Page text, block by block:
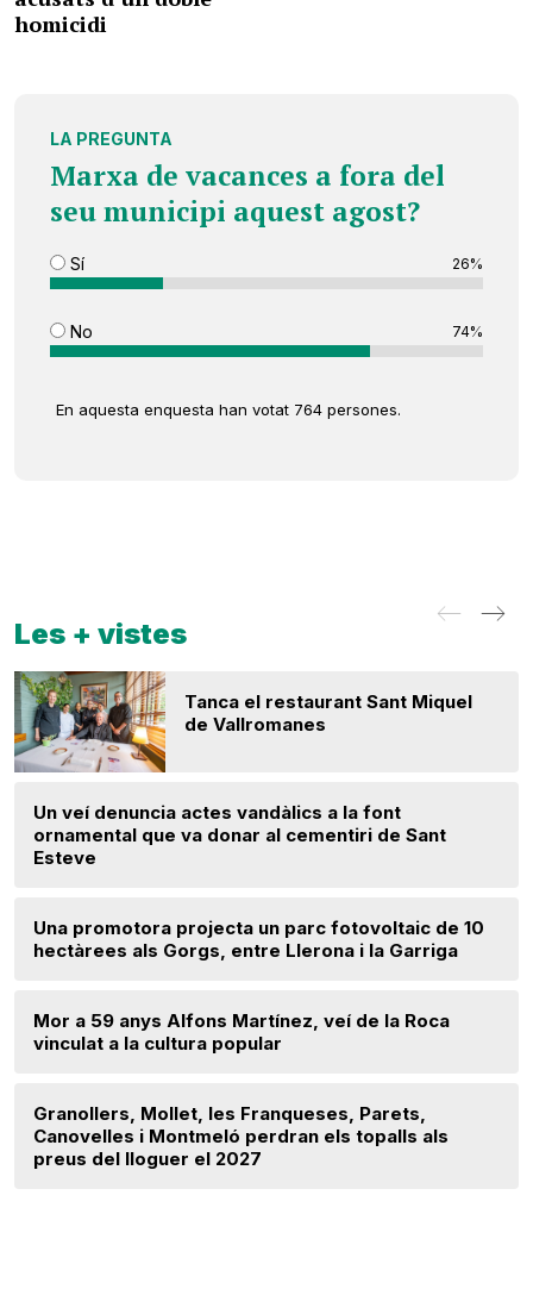
homicidi
LA PREGUNTA
Marxa de vacances a fora del
seu municipi aquest agost?
Sí 26%
No 74%
En aquesta enquesta han votat 764 persones.
Les + vistes
Tanca el restaurant Sant Miquel
de Vallromanes
Un veí denuncia actes vandàlics a la font
ornamental que va donar al cementiri de Sant
Esteve
Una promotora projecta un parc fotovoltaic de 10
hectàrees als Gorgs, entre Llerona i la Garriga
Mor a 59 anys Alfons Martínez, veí de la Roca
vinculat a la cultura popular
Granollers, Mollet, les Franqueses, Parets,
Canovelles i Montmeló perdran els topalls als
preus del lloguer el 2027